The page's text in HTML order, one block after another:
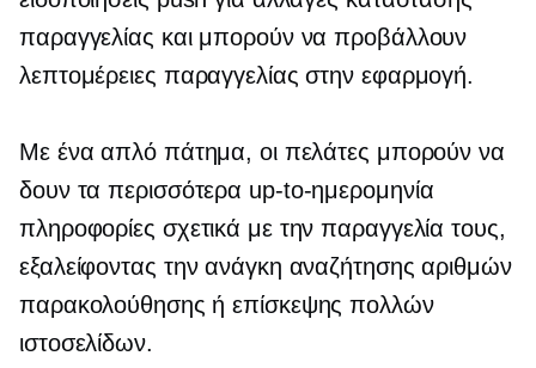
παραγγελίας και μπορούν να προβάλλουν
λεπτομέρειες παραγγελίας στην εφαρμογή.
Με ένα απλό πάτημα, οι πελάτες μπορούν να
δουν τα περισσότερα up-to-ημερομηνία
πληροφορίες σχετικά με την παραγγελία τους,
εξαλείφοντας την ανάγκη αναζήτησης αριθμών
παρακολούθησης ή επίσκεψης πολλών
ιστοσελίδων.